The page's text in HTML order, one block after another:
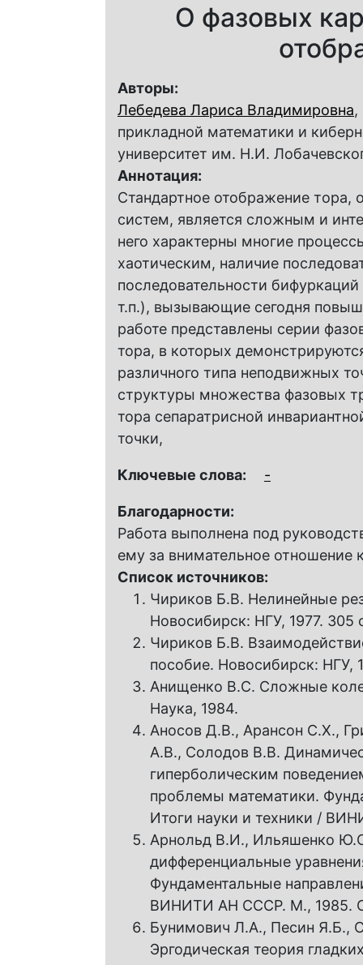
О фазовых
Авторы:
Лебедева Лариса Владимировна,
прикладной математики и
университет им. Н.И.
Аннотация:
Стандартное отображение
систем, является сложным и
него характерны многие
хаотическим, наличие
последовательности
т.п.), вызывающие сегодня
работе представлены серии
тора, в которых
различного типа неподвижных
структуры множества фазовых
тора сепаратрисной
точки,
Ключевые слова: -
Благодарности:
Работа выполнена под
ему за внимательное отношение
Список источников:
Чириков Б.В. Нелинейные
Новосибирск: НГУ, 1977. 305
Чириков Б.В.
пособие. Новосибирск: НГУ,
Анищенко В.С. Сложные
Наука, 1984.
Аносов Д.В., Арансон C.X.,
A.B., Солодов В.В.
гиперболическим
проблемы математики.
Итоги науки и техники /
Арнольд В.И., Ильяшенко
дифференциальные
Фундаментальные
ВИНИТИ АН СССР. М., 1985.
Бунимович Л.А., Песин Я.Б.,
Эргодическая теория